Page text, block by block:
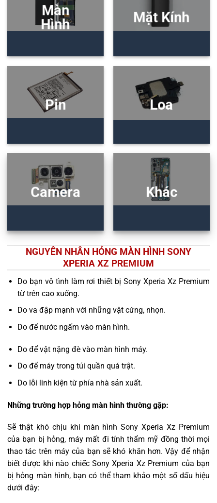
Màn
Hình
Mặt Kính
Pin Loa
Camera Khác
NGUYÊN NHÂN HỎNG MÀN HÌNH SONY
XPERIA XZ PREMIUM
Do bạn vô tình làm rơi thiết bị Sony Xperia Xz Premium
từ trên cao xuống.
Do va đập mạnh với những vật cứng, nhọn.
Do để nước ngấm vào màn hình.
Do để vật nặng đè vào màn hình máy.
Do để máy trong túi quần quá trật.
Do lỗi linh kiện từ phía nhà sản xuất.
Những trường hợp hỏng màn hình thường gặp:
Sẽ thật khó chịu khi màn hình Sony Xperia Xz Premium
của bạn bị hỏng, máy mất đi tính thẩm mỹ đồng thời mọi
thao tác trên máy của bạn sẽ khó khăn hơn. Vậy để nhận
biết được khi nào chiếc Sony Xperia Xz Premium của bạn
bị hỏng màn hình, bạn có thể tham khảo một số dấu hiệu
dưới đây: